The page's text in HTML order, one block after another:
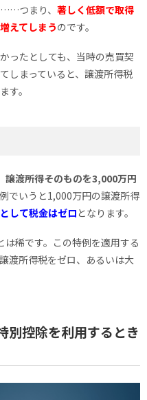
つまり、 著しく低額で取得
えてしまうのです。
ったとしても、当時の売買契
しまっていると、譲渡所得税
す。
譲渡所得そのものを3,000万円
でいうと1,000万円の譲渡所得
して税金はゼロ となります。
稀です。この特例を適用する
渡所得税をゼロ、あるいは大
別控除を利用するとき